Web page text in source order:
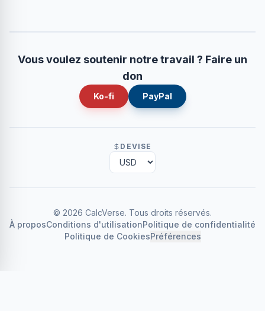
Vous voulez soutenir notre travail ? Faire un
don
Ko-fi PayPal
DEVISE
© 2026 CalcVerse. Tous droits réservés.
À proposConditions d'utilisationPolitique de confidentialité
Politique de CookiesPréférences